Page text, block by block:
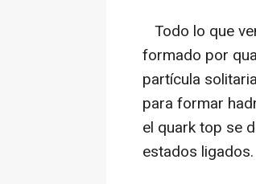
Todo lo que
formado por
partícula
para formar
el quark top se
estados ligados.